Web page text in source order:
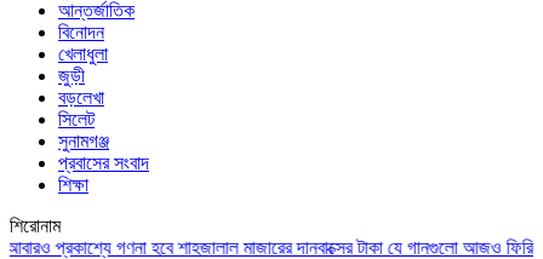
আন্তর্জাতিক
বিনোদন
খেলাধুলা
জুড়ী
বড়লেখা
সিলেট
সুনামগঞ্জ
প্রবাসের সংবাদ
শিক্ষা
শিরোনাম
প্রকাশ্যে গণনা হবে শাহজালাল মাজারের দানবাক্সের টাকাযে গানগুলো আজও ফিরিয়ে নেয়